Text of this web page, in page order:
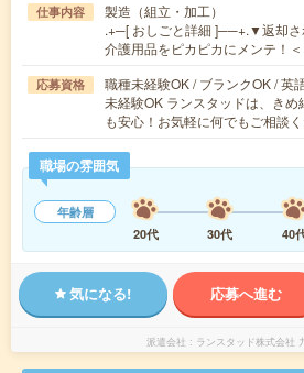
仕事内容
製造（組立・加工）
.+─[ おしごと詳細 ]──+.▼返却さ
介護用品をピカピカにメンテ！
応募資格
職種未経験OK / ブランクOK / 英
未経験OK ランスタッドは、き
も安心！お気軽に何でもご相談
職場の雰囲気
年齢層
20代
30代 40
気になる! 応募へ進む
派遣会社 ランスタッド株式会社